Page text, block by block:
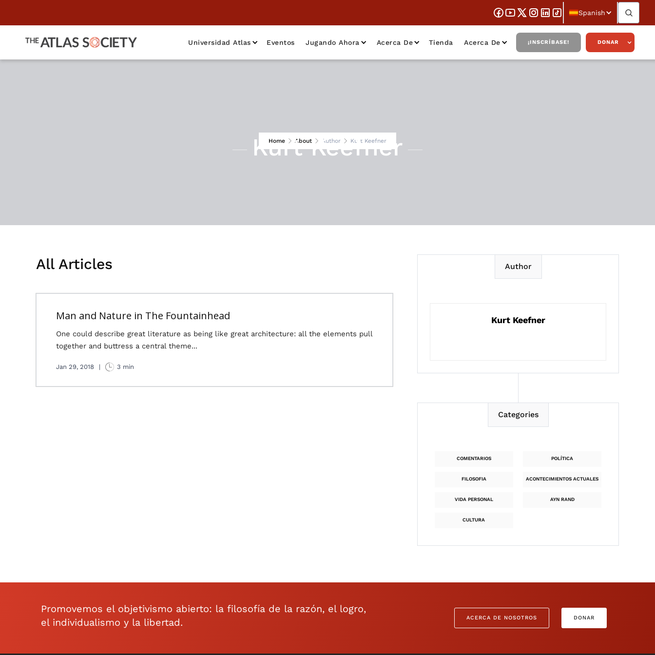
Spanish
Universidad Atlas Eventos Jugando Ahora Acerca De Tienda Acerca De ¡INSCRÍBASE! DONAR
Home About Author Kurt Keefner
Kurt Keefner
All Articles
Man and Nature in The Fountainhead
One could describe great literature as being like great architecture: all the elements pull
together and buttress a central theme...
Jan 29, 2018 | 3 min
Author
Kurt Keefner
Categories
COMENTARIOS POLÍTICA
FILOSOFIA ACONTECIMIENTOS ACTUALES
VIDA PERSONAL AYN RAND
CULTURA
Promovemos el objetivismo abierto: la filosofía de la razón, el logro,
el individualismo y la libertad.
ACERCA DE NOSOTROS DONAR